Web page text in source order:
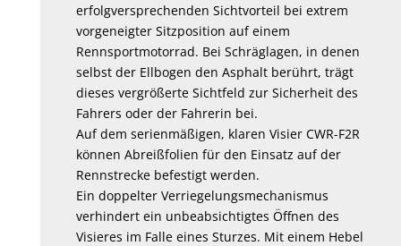
erfolgversprechenden Sichtvorteil bei extrem
vorgeneigter Sitzposition auf einem
Rennsportmotorrad. Bei Schräglagen, in denen
selbst der Ellbogen den Asphalt berührt, trägt
dieses vergrößerte Sichtfeld zur Sicherheit des
Fahrers oder der Fahrerin bei.
Auf dem serienmäßigen, klaren Visier CWR-F2R
können Abreißfolien für den Einsatz auf der
Rennstrecke befestigt werden.
Ein doppelter Verriegelungsmechanismus
verhindert ein unbeabsichtigtes Öffnen des
Visieres im Falle eines Sturzes. Mit einem Hebel